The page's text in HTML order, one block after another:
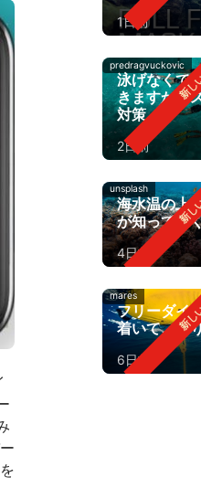
1日前
predragvuckovic
泳げなくて
きますか？
対策
2日前
unsplash
海水温の上
が知ってお
4日前
mares
フリーダイ
着いて、よ
6日前